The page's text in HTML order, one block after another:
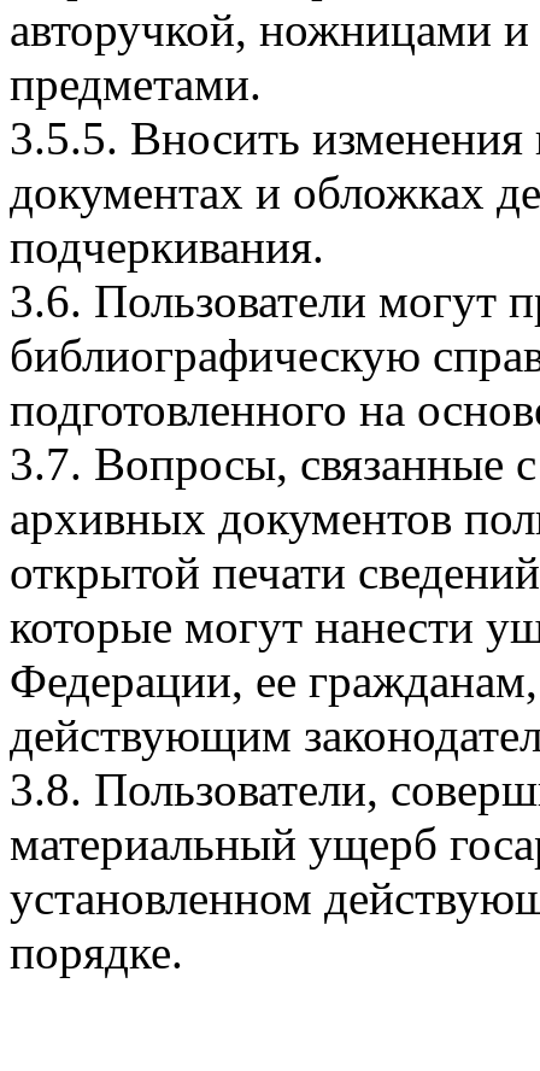
авторучкой, ножницами
предметами.
3.5.5. Вносить изменения
документах и обложках
подчеркивания.
3.6. Пользователи могут
библиографическую
подготовленного на
3.7. Вопросы, связанные
архивных документов
открытой печати
которые могут нанести
Федерации, ее
действующим
3.8. Пользователи,
материальный ущерб
установленном
порядке.